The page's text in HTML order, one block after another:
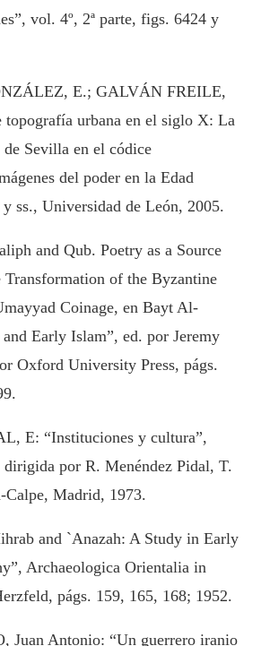
vol. 4º, 2ª parte, figs. 6424 y
E.; GALVÁN FREILE,
topografía urbana en el siglo X: La
Sevilla en el códice
del poder en la Edad
ss., Universidad de León, 2005.
and Qub. Poetry as a Source
of the Byzantine
Coinage, en Bayt Al-
Early Islam”, ed. por Jeremy
Oxford University Press, págs.
E: “Instituciones y cultura”,
dirigida por R. Menéndez Pidal, T.
Calpe, Madrid, 1973.
and `Anazah: A Study in Early
Archaeologica Orientalia in
págs. 159, 165, 168; 1952.
Juan Antonio: “Un guerrero iranio